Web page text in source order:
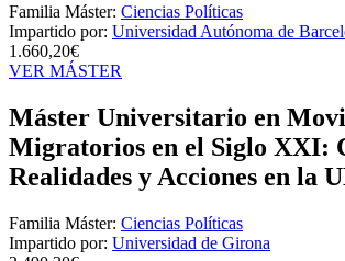
Familia Máster: Ciencias Políticas
Impartido por: Universidad Autónoma de
1.660,20€
VER MÁSTER
Máster Universitario en
Migratorios en el Siglo XXI:
Realidades y Acciones en la
Familia Máster: Ciencias Políticas
Impartido por: Universidad de Girona